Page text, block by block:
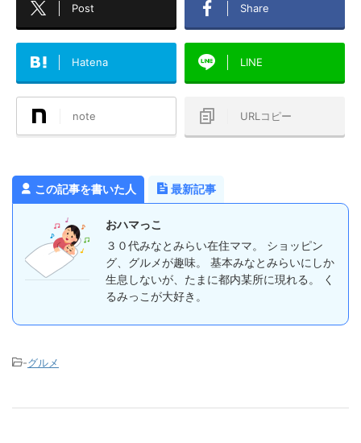
Post Share
Hatena LINE
note URLコピー
この記事を書いた人 最新記事
おハマっこ
３０代みなとみらい在住ママ。 ショッピン
グ、グルメが趣味。 基本みなとみらいにしか
生息しないが、たまに都内某所に現れる。 く
るみっこが大好き。
-グルメ